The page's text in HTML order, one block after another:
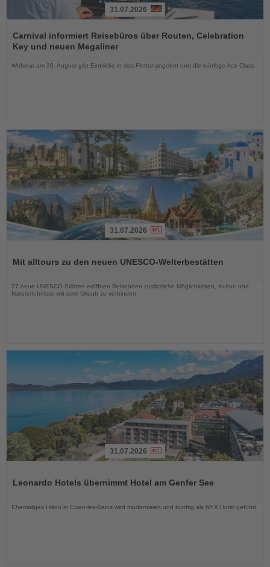
Sie
die
Nachrichten
31.07.2026
Carnival informiert Reisebüros über Routen, Celebration
Key und neuen Megaliner
Webinar am 26. August gibt Einblicke in das Flottenangebot und die künftige Ace Class
die
31.07.2026
Mit alltours zu den neuen UNESCO-Welterbestätten
27 neue UNESCO-Stätten eröffnen Reisenden zusätzliche Möglichkeiten, Kultur- und
Naturerlebnisse mit dem Urlaub zu verbinden
die
31.07.2026
Leonardo Hotels übernimmt Hotel am Genfer See
Ehemaliges Hilton in Evian-les-Bains wird modernisiert und künftig als NYX Hotel geführt